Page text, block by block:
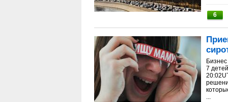
6
7
...